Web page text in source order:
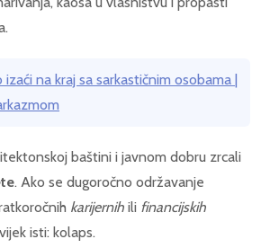
izaći na kraj sa sarkastičnim osobama |
baštini i javnom dobru zrcali
. Ako se dugoročno održavanje
karijernih ili financijskih
isti: kolaps.